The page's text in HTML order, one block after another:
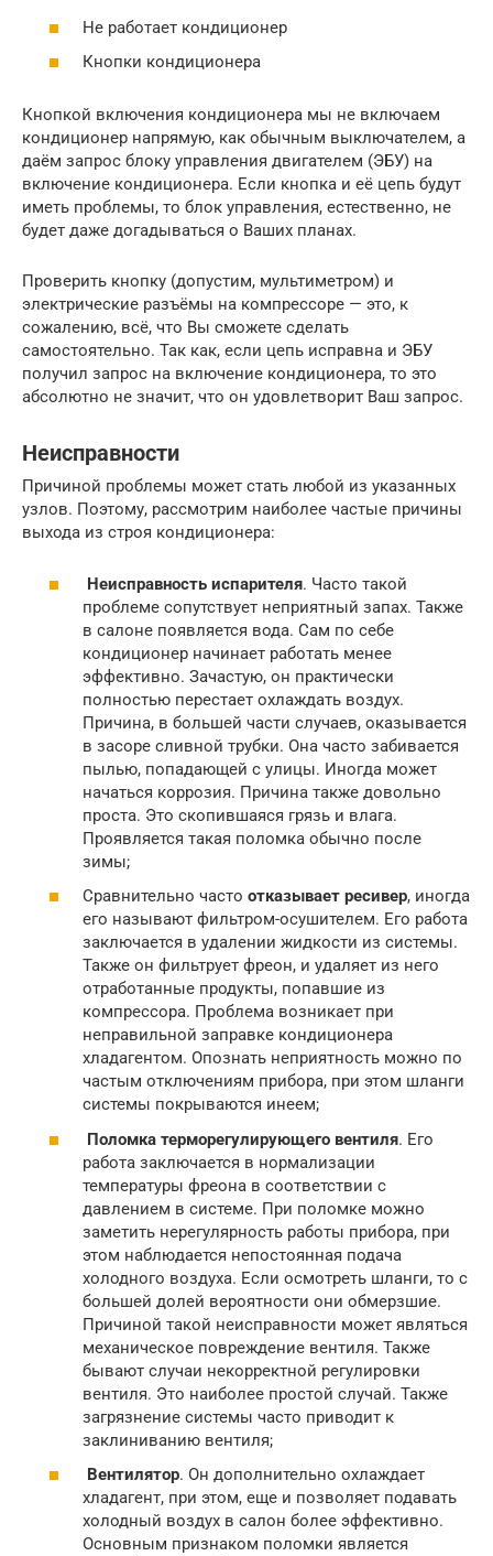
Не работает кондиционер
Кнопки кондиционера
Кнопкой включения кондиционера мы не включаем
кондиционер напрямую, как обычным выключателем, а
даём запрос блоку управления двигателем (ЭБУ) на
включение кондиционера. Если кнопка и её цепь будут
иметь проблемы, то блок управления, естественно, не
будет даже догадываться о Ваших планах.
Проверить кнопку (допустим, мультиметром) и
электрические разъёмы на компрессоре — это, к
сожалению, всё, что Вы сможете сделать
самостоятельно. Так как, если цепь исправна и ЭБУ
получил запрос на включение кондиционера, то это
абсолютно не значит, что он удовлетворит Ваш запрос.
Неисправности
Причиной проблемы может стать любой из указанных
узлов. Поэтому, рассмотрим наиболее частые причины
выхода из строя кондиционера:
Неисправность испарителя. Часто такой
проблеме сопутствует неприятный запах. Также
в салоне появляется вода. Сам по себе
кондиционер начинает работать менее
эффективно. Зачастую, он практически
полностью перестает охлаждать воздух.
Причина, в большей части случаев, оказывается
в засоре сливной трубки. Она часто забивается
пылью, попадающей с улицы. Иногда может
начаться коррозия. Причина также довольно
проста. Это скопившаяся грязь и влага.
Проявляется такая поломка обычно после
зимы;
Сравнительно часто отказывает ресивер, иногда
его называют фильтром-осушителем. Его работа
заключается в удалении жидкости из системы.
Также он фильтрует фреон, и удаляет из него
отработанные продукты, попавшие из
компрессора. Проблема возникает при
неправильной заправке кондиционера
хладагентом. Опознать неприятность можно по
частым отключениям прибора, при этом шланги
системы покрываются инеем;
Поломка терморегулирующего вентиля. Его
работа заключается в нормализации
температуры фреона в соответствии с
давлением в системе. При поломке можно
заметить нерегулярность работы прибора, при
этом наблюдается непостоянная подача
холодного воздуха. Если осмотреть шланги, то с
большей долей вероятности они обмерзшие.
Причиной такой неисправности может являться
механическое повреждение вентиля. Также
бывают случаи некорректной регулировки
вентиля. Это наиболее простой случай. Также
загрязнение системы часто приводит к
заклиниванию вентиля;
Вентилятор. Он дополнительно охлаждает
хладагент, при этом, еще и позволяет подавать
холодный воздух в салон более эффективно.
Основным признаком поломки является